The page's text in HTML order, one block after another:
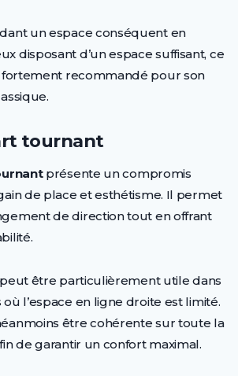
un espace conséquent en
disposant d’un espace suffisant, ce
fortement recommandé pour son
tournant
présente un compromis
de place et esthétisme. Il permet
de direction tout en offrant
peut être particulièrement utile dans
l’espace en ligne droite est limité.
être cohérente sur toute la
de garantir un confort maximal.